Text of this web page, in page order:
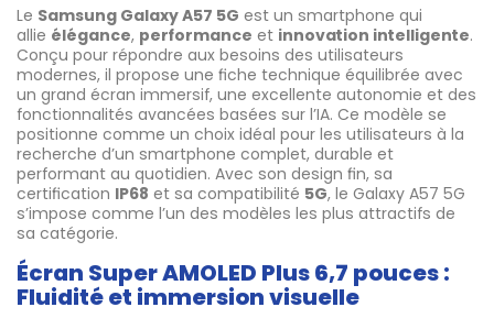
Le Samsung Galaxy A57 5G est un smartphone qui
allie élégance, performance et innovation intelligente.
Conçu pour répondre aux besoins des utilisateurs
modernes, il propose une fiche technique équilibrée avec
un grand écran immersif, une excellente autonomie et des
fonctionnalités avancées basées sur l’IA. Ce modèle se
positionne comme un choix idéal pour les utilisateurs à la
recherche d’un smartphone complet, durable et
performant au quotidien. Avec son design fin, sa
certification IP68 et sa compatibilité 5G, le Galaxy A57 5G
s’impose comme l’un des modèles les plus attractifs de
sa catégorie.
Écran Super AMOLED Plus 6,7 pouces :
Fluidité et immersion visuelle